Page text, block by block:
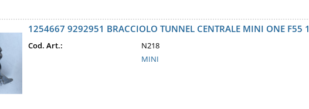
1254667 9292951 BRACCIOLO TUNNEL CENTRALE MINI ONE F55
Cod. Art.:
N218
MINI